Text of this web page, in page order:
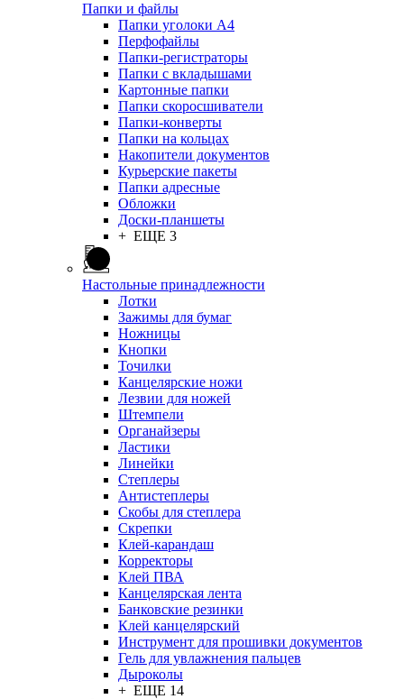
Папки и файлы
Папки уголоки А4
Перфофайлы
Папки-регистраторы
Папки с вкладышами
Картонные папки
Папки скоросшиватели
Папки-конверты
Папки на кольцах
Накопители документов
Курьерские пакеты
Папки адресные
Обложки
Доски-планшеты
+ ЕЩЕ 3
Настольные принадлежности
Лотки
Зажимы для бумаг
Ножницы
Кнопки
Точилки
Канцелярские ножи
Лезвии для ножей
Штемпели
Органайзеры
Ластики
Линейки
Степлеры
Антистеплеры
Скобы для степлера
Скрепки
Клей-карандаш
Корректоры
Клей ПВА
Канцелярская лента
Банковские резинки
Клей канцелярский
Инструмент для прошивки документов
Гель для увлажнения пальцев
Дыроколы
+ ЕЩЕ 14